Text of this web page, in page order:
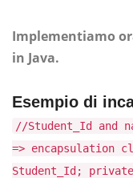
Implementiamo
in Java.
Esempio di
//Student_Id and
=> encapsulation
Student_Id;